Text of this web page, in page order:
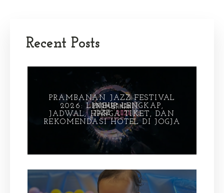
Recent Posts
PRAMBANAN JAZZ FESTIVAL
2026: LINEUP LENGKAP,
JADWAL, HARGA TIKET, DAN
REKOMENDASI HOTEL DI JOGJA